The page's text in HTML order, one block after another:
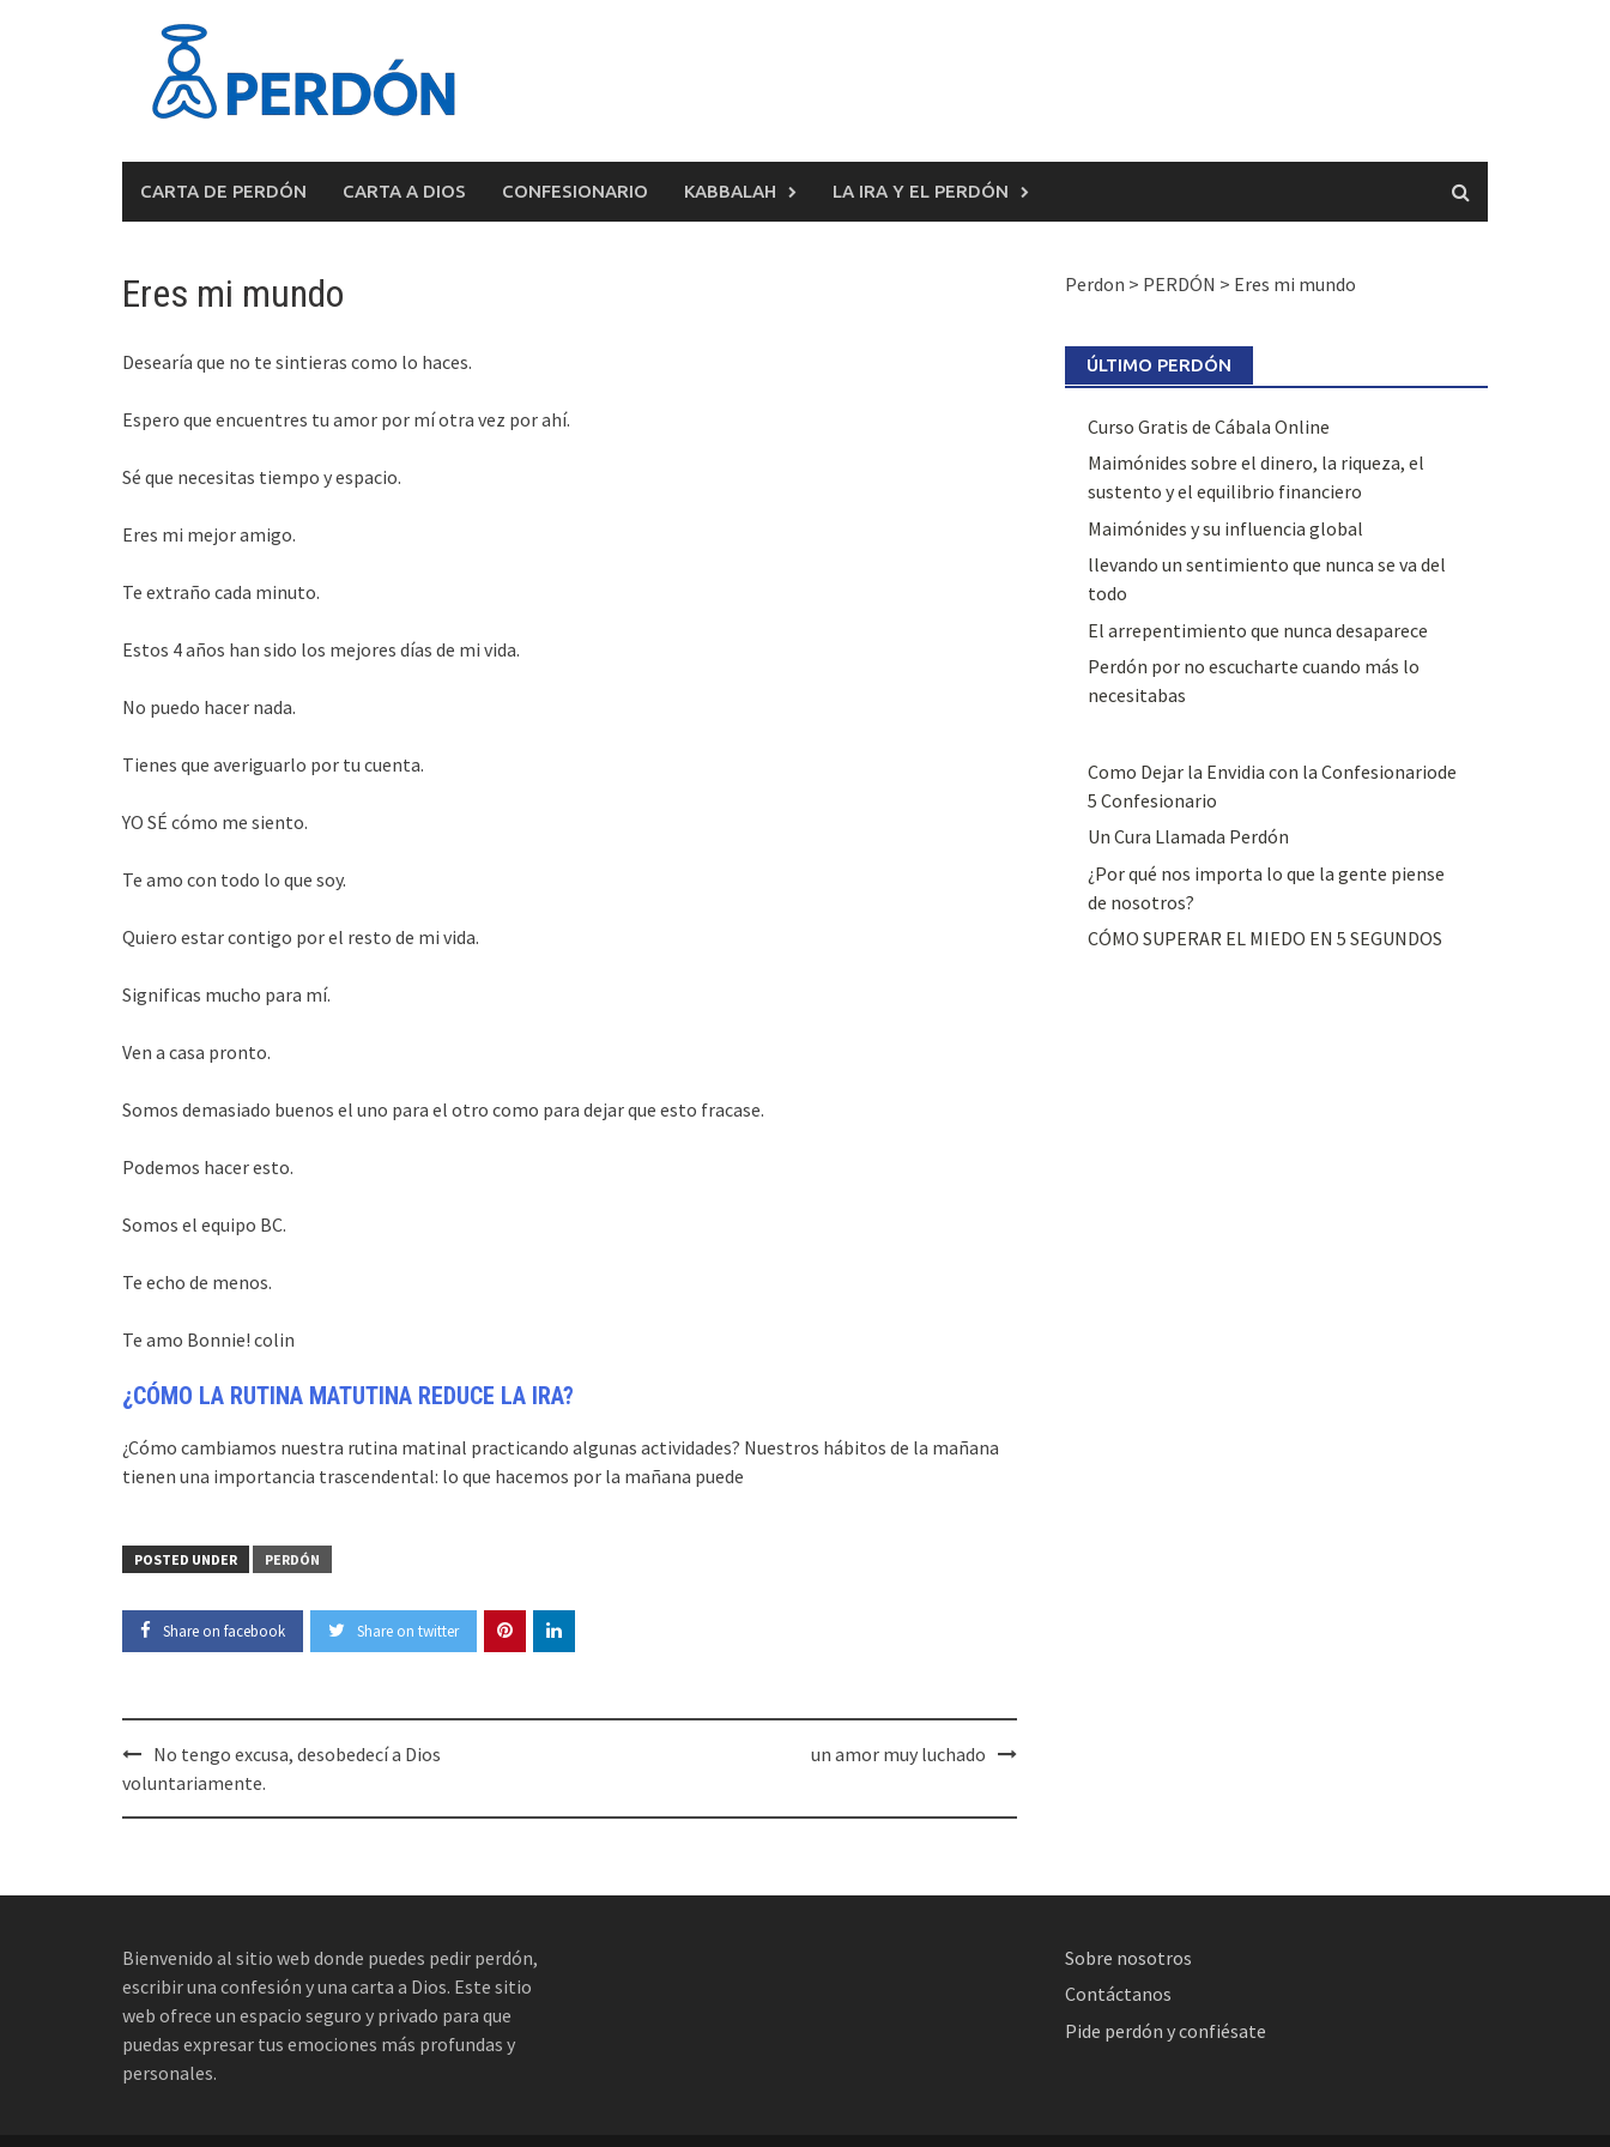
CARTA DE PERDÓN CARTA A DIOS CONFESIONARIO KABBALAH LA IRA Y EL PERDÓN
Eres mi mundo
Desearía que no te sintieras como lo haces.
Espero que encuentres tu amor por mí otra vez por ahí.
Sé que necesitas tiempo y espacio.
Eres mi mejor amigo.
Te extraño cada minuto.
Estos 4 años han sido los mejores días de mi vida.
No puedo hacer nada.
Tienes que averiguarlo por tu cuenta.
YO SÉ cómo me siento.
Te amo con todo lo que soy.
Quiero estar contigo por el resto de mi vida.
Significas mucho para mí.
Ven a casa pronto.
Somos demasiado buenos el uno para el otro como para dejar que esto fracase.
Podemos hacer esto.
Somos el equipo BC.
Te echo de menos.
Te amo Bonnie! colin
¿CÓMO LA RUTINA MATUTINA REDUCE LA IRA?
¿Cómo cambiamos nuestra rutina matinal practicando algunas actividades? Nuestros hábitos de la mañana
tienen una importancia trascendental: lo que hacemos por la mañana puede
POSTED UNDER PERDÓN
Share on facebook Share on twitter
Post
navigation
No tengo excusa, desobedecí a Dios
voluntariamente.
un amor muy luchado
Perdon > PERDÓN > Eres mi mundo
ÚLTIMO PERDÓN
Curso Gratis de Cábala Online
Maimónides sobre el dinero, la riqueza, el
sustento y el equilibrio financiero
Maimónides y su influencia global
llevando un sentimiento que nunca se va del
todo
El arrepentimiento que nunca desaparece
Perdón por no escucharte cuando más lo
necesitabas
Como Dejar la Envidia con la Confesionariode
5 Confesionario
Un Cura Llamada Perdón
¿Por qué nos importa lo que la gente piense
de nosotros?
CÓMO SUPERAR EL MIEDO EN 5 SEGUNDOS
Bienvenido al sitio web donde puedes pedir perdón,
escribir una confesión y una carta a Dios. Este sitio
web ofrece un espacio seguro y privado para que
puedas expresar tus emociones más profundas y
personales.
Sobre nosotros
Contáctanos
Pide perdón y confiésate